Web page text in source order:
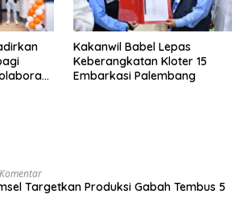
Kakanwil Babel Lepas
Keberangkatan Kloter 15
Embarkasi Palembang
Targetkan Produksi Gabah Tembus 5